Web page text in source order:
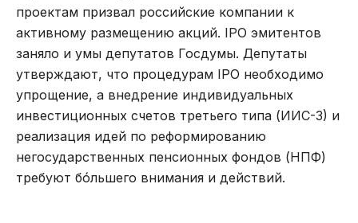
проектам призвал российские компании к
активному размещению акций. IPO эмитентов
заняло и умы депутатов Госдумы. Депутаты
утверждают, что процедурам IPO необходимо
упрощение, а внедрение индивидуальных
инвестиционных счетов третьего типа (ИИС-3) и
реализация идей по реформированию
негосударственных пенсионных фондов (НПФ)
требуют бóльшего внимания и действий.